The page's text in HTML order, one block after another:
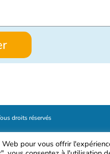
droits réservés
pour vous offrir